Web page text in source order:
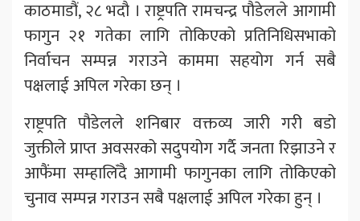
काठमाडौं, २८ भदौ । राष्ट्रपति रामचन्द्र पौडेलले आगामी
फागुन २१ गतेका लागि तोकिएको प्रतिनिधिसभाको
निर्वाचन सम्पन्न गराउने काममा सहयोग गर्न सबै
पक्षलाई अपिल गरेका छन् ।
राष्ट्रपति पौडेलले शनिबार वक्तव्य जारी गरी बडो
जुक्तीले प्राप्त अवसरको सदुपयोग गर्दै जनता रिझाउने र
आफैंमा सम्हालिँदै आगामी फागुनका लागि तोकिएको
चुनाव सम्पन्न गराउन सबै पक्षलाई अपिल गरेका हुन् ।